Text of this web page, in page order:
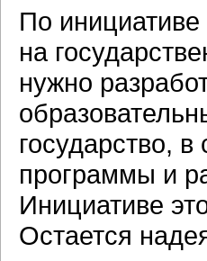
По
на
нужно
государство,
программы и
Инициативе
Остается